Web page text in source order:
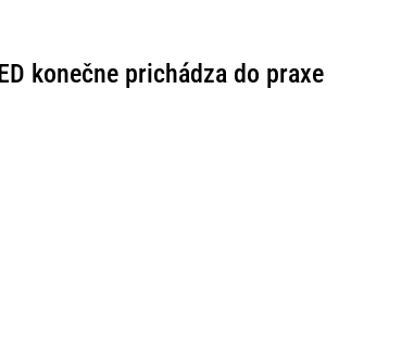
konečne prichádza do praxe